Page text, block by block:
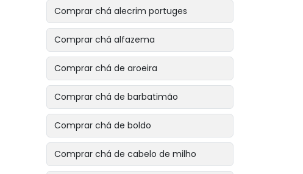
Comprar chá alecrim portuges
Comprar chá alfazema
Comprar chá de aroeira
Comprar chá de barbatimão
Comprar chá de boldo
Comprar chá de cabelo de milho